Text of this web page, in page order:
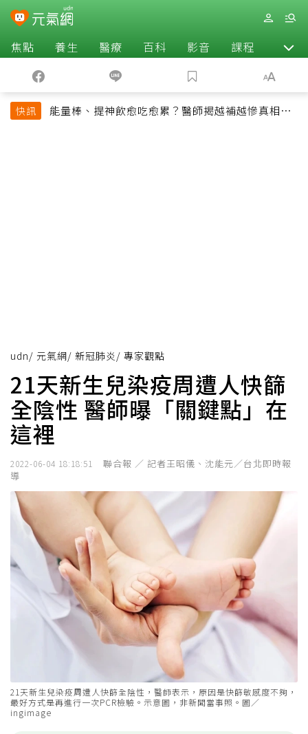
焦點 養生 醫療 百科 影音 課程 退休
快訊
能量棒、提神飲愈吃愈累？醫師揭越補越慘真相：
udn/ 元氣網/ 新冠肺炎 / 專家觀點
21天新生兒染疫周遭人快篩
全陰性 醫師曝「關鍵點」在
這裡
2022-06-04 18:18:51
聯合報 ／ 記者王昭儀、沈能元／台北即時報
導
21天新生兒染疫周遭人快篩全陰性，醫師表示，原因是快篩敏感度不夠，
最好方式是再進行一次PCR檢驗。示意圖，非新聞當事照。圖／
ingimage